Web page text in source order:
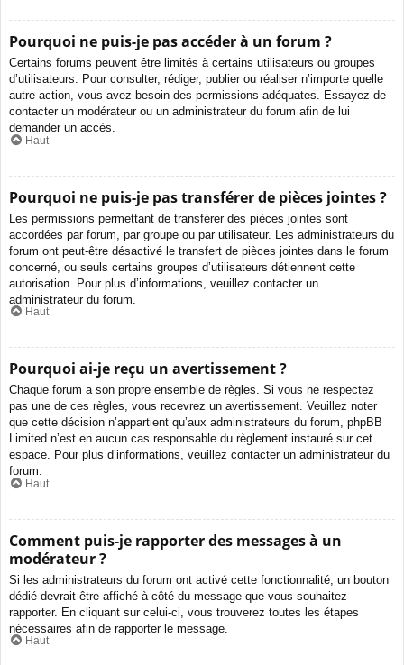
Pourquoi ne puis-je pas accéder à un forum ?
Certains forums peuvent être limités à certains utilisateurs ou groupes
d’utilisateurs. Pour consulter, rédiger, publier ou réaliser n’importe quelle
autre action, vous avez besoin des permissions adéquates. Essayez de
contacter un modérateur ou un administrateur du forum afin de lui
demander un accès.
Haut
Pourquoi ne puis-je pas transférer de pièces jointes ?
Les permissions permettant de transférer des pièces jointes sont
accordées par forum, par groupe ou par utilisateur. Les administrateurs du
forum ont peut-être désactivé le transfert de pièces jointes dans le forum
concerné, ou seuls certains groupes d’utilisateurs détiennent cette
autorisation. Pour plus d’informations, veuillez contacter un
administrateur du forum.
Haut
Pourquoi ai-je reçu un avertissement ?
Chaque forum a son propre ensemble de règles. Si vous ne respectez
pas une de ces règles, vous recevrez un avertissement. Veuillez noter
que cette décision n’appartient qu’aux administrateurs du forum, phpBB
Limited n’est en aucun cas responsable du règlement instauré sur cet
espace. Pour plus d’informations, veuillez contacter un administrateur du
forum.
Haut
Comment puis-je rapporter des messages à un
modérateur ?
Si les administrateurs du forum ont activé cette fonctionnalité, un bouton
dédié devrait être affiché à côté du message que vous souhaitez
rapporter. En cliquant sur celui-ci, vous trouverez toutes les étapes
nécessaires afin de rapporter le message.
Haut